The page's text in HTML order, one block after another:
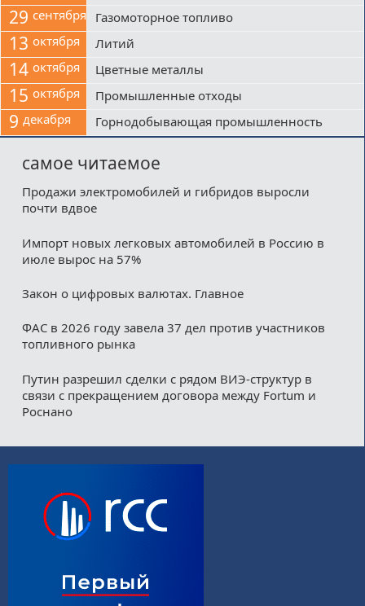
29 сентября Газомоторное топливо
13 октября Литий
14 октября Цветные металлы
15 октября Промышленные отходы
9 декабря Горнодобывающая промышленность
самое читаемое
Продажи электромобилей и гибридов выросли
почти вдвое
Импорт новых легковых автомобилей в Россию в
июле вырос на 57%
Закон о цифровых валютах. Главное
ФАС в 2026 году завела 37 дел против участников
топливного рынка
Путин разрешил сделки с рядом ВИЭ-структур в
связи с прекращением договора между Fortum и
Роснано